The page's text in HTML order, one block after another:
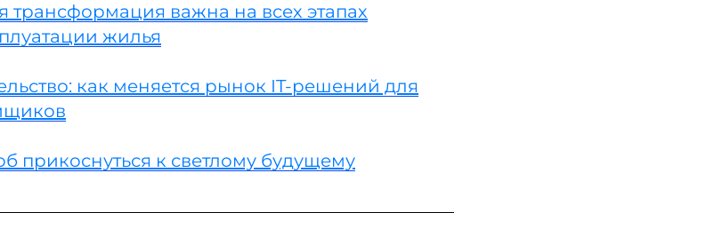
трансформация важна на всех этапах
жилья
как меняется рынок IT-решений для
прикоснуться к светлому будущему